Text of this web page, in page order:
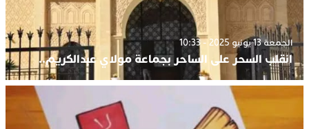
الجمعة 13 يونيو 2025 - 10:33
انقلب السحر على الساحر بجماعة مولاي عبدالكريم..